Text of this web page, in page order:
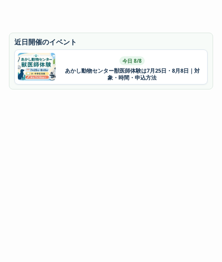
近日開催のイベント
今日 8/8
あかし動物センター獣医師体験は7月25日・8月8日｜対
象・時間・申込方法